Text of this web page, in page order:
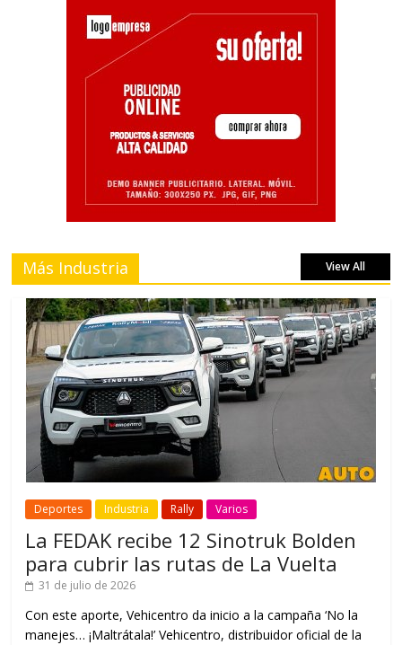
Más Industria View All
Deportes Industria Rally Varios
La FEDAK recibe 12 Sinotruk Bolden
para cubrir las rutas de La Vuelta
31 de julio de 2026
Con este aporte, Vehicentro da inicio a la campaña ‘No la
manejes… ¡Maltrátala!’ Vehicentro, distribuidor oficial de la